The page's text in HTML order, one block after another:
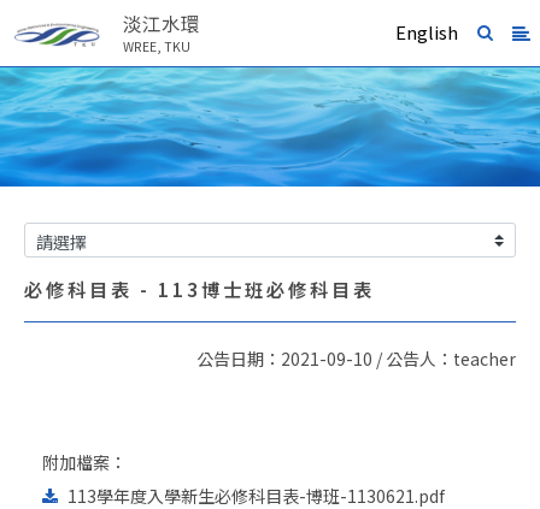
淡江水環
WREE, TKU
English
必修科目表 - 113博士班必修科目表
公告日期：2021-09-10 / 公告人：teacher
附加檔案：
113學年度入學新生必修科目表-博班-1130621.pdf